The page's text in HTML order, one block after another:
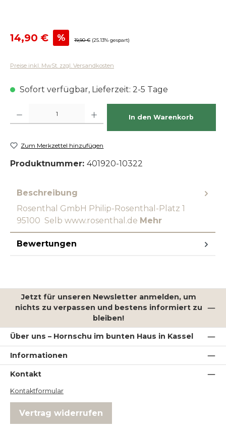
Verkaufspreis:
14,90 € % Regulärer Preis:
19,90 € (25.13% gespart)
Preise inkl. MwSt. zzgl. Versandkosten
Sofort verfügbar, Lieferzeit: 2-5 Tage
In den Warenkorb
Zum Merkzettel hinzufügen
Produktnummer: 401920-10322
Beschreibung
Rosenthal GmbH Philip-Rosenthal-Platz 1
95100 Selb www.rosenthal.de Mehr
Bewertungen
Jetzt für unseren Newsletter anmelden, um
nichts zu verpassen und bestens informiert zu
bleiben!
Über uns – Hornschu im bunten Haus in Kassel
Informationen
Kontakt
Kontaktformular
Vertrag widerrufen